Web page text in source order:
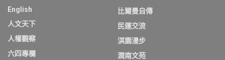
English
人文天下
人權觀察
六四專欄
比爾曼自傳
民運交流
淇園漫步
潤南文苑